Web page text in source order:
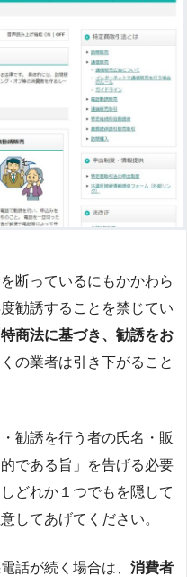
断っているにもかかわら
勧誘することを禁じてい
特商法に基づき、勧誘をお
の業者は引き下がること
勧誘を行う者の氏名・販
である旨」を告げる必要
どれか１つでもを隠して
してあげてください。
話が続く場合は、 消費者